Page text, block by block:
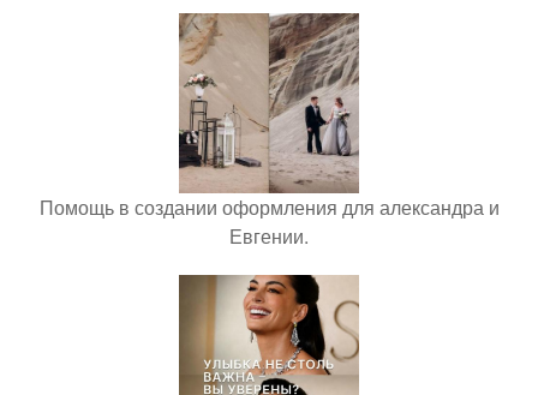
Помощь в создании оформления для александра и
Евгении.